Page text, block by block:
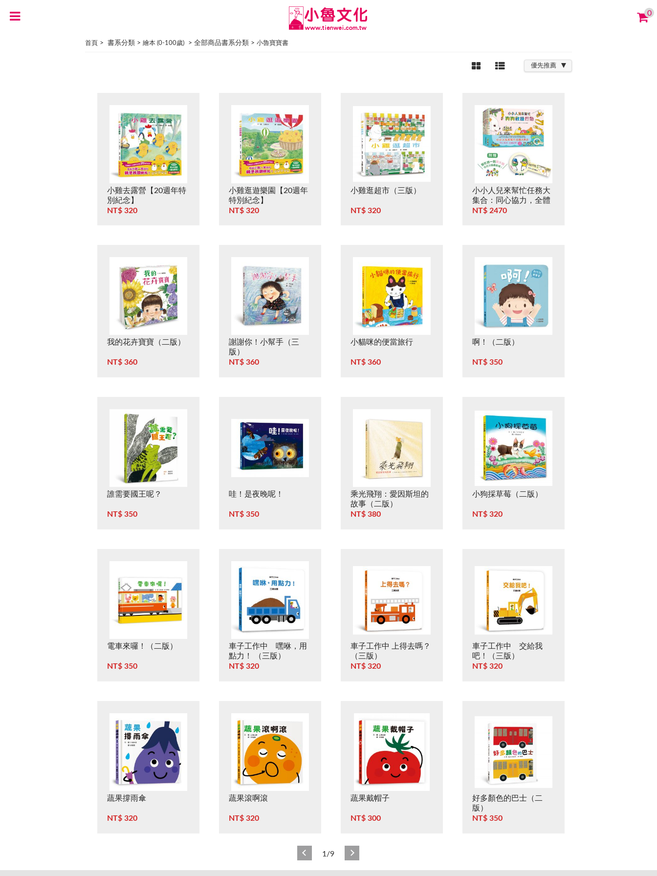
0
首頁 > 書系分類 > 繪本 (0-100歲) > 全部商品書系分類 > 小魯寶寶書
優先推薦
小雞去露營【20週年特
別紀念】
NT$ 320
小雞逛遊樂園【20週年
特別紀念】
NT$ 320
小雞逛超市（三版）
NT$ 320
小小人兒來幫忙任務大
集合：同心協力，全體
出動！（七冊合售，附
NT$ 2470
我的花卉寶寶（二版）
NT$ 360
謝謝你！小幫手（三
版）
NT$ 360
小貓咪的便當旅行
NT$ 360
啊！（二版）
NT$ 350
誰需要國王呢？
NT$ 350
哇！是夜晚呢！
NT$ 350
乘光飛翔：愛因斯坦的
故事（二版）
NT$ 380
小狗採草莓（二版）
NT$ 320
電車來囉！（二版）
NT$ 350
車子工作中 嘿咻，用
點力！ （三版）
NT$ 320
車子工作中 上得去嗎？
（三版）
NT$ 320
車子工作中 交給我
吧！（三版）
NT$ 320
蔬果撐雨傘
NT$ 320
蔬果滾啊滾
NT$ 320
蔬果戴帽子
NT$ 300
好多顏色的巴士（二
版）
NT$ 350
1/9